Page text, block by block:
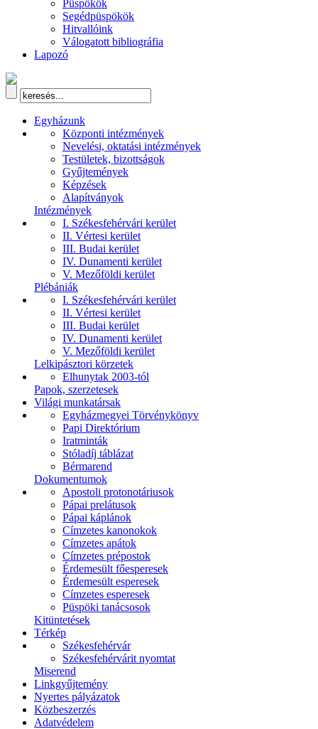
Püspökök
Segédpüspökök
Hitvallóink
Válogatott bibliográfia
Lapozó
Egyházunk
Központi intézmények
Nevelési, oktatási intézmények
Testületek, bizottságok
Gyűjtemények
Képzések
Alapítványok
Intézmények
I. Székesfehérvári kerület
II. Vértesi kerület
III. Budai kerület
IV. Dunamenti kerület
V. Mezőföldi kerület
Plébániák
I. Székesfehérvári kerület
II. Vértesi kerület
III. Budai kerület
IV. Dunamenti kerület
V. Mezőföldi kerület
Lelkipásztori körzetek
Elhunytak 2003-tól
Papok, szerzetesek
Világi munkatársak
Egyházmegyei Törvénykönyv
Papi Direktórium
Iratminták
Stóladíj táblázat
Bérmarend
Dokumentumok
Apostoli protonotáriusok
Pápai prelátusok
Pápai káplánok
Címzetes kanonokok
Címzetes apátok
Címzetes prépostok
Érdemesült főesperesek
Érdemesült esperesek
Címzetes esperesek
Püspöki tanácsosok
Kitüntetések
Térkép
Székesfehérvár
Székesfehérvárit nyomtat
Miserend
Linkgyűjtemény
Nyertes pályázatok
Közbeszerzés
Adatvédelem